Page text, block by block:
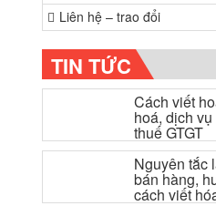
Liên hệ – trao đổi
TIN TỨC
Cách viết
hoá, dịch
thuế GTGT
Nguyên tắc
bán hàng,
cách viết